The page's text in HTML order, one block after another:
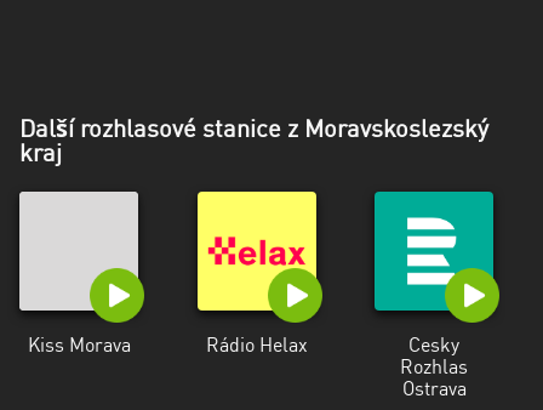
Další rozhlasové stanice z Moravskoslezský
kraj
Kiss Morava Rádio Helax
Cesky
Rozhlas
Ostrava